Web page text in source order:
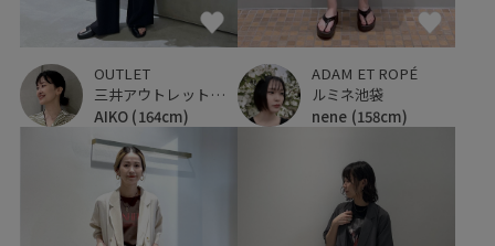
OUTLET
三井アウトレットパーク 横浜ベイサイド
AIKO (164cm)
ADAM ET ROPÉ
ルミネ池袋
nene (158cm)